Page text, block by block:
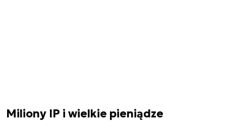
Miliony IP i wielkie pieniądze